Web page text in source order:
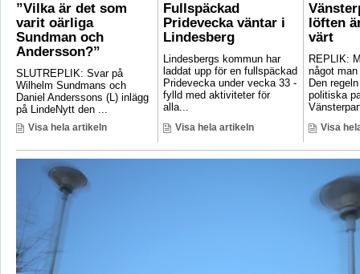
”Vilka är det som
varit oärliga
Sundman och
Andersson?”
SLUTREPLIK: Svar på
Wilhelm Sundmans och
Daniel Anderssons (L) inlägg
på LindeNytt den ...
Visa hela artikeln
Fullspäckad
Pridevecka väntar i
Lindesberg
Lindesbergs kommun har
laddat upp för en fullspäckad
Pridevecka under vecka 33 -
fylld med aktiviteter för
alla...
Visa hela artikeln
löften
värt
REPLIK:
något
Den
politiska
Visa